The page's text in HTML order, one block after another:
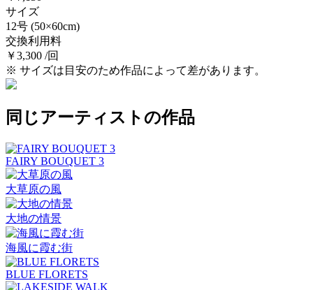
サイズ
12号 (50×60cm)
交換利用料
￥3,300 /回
※ サイズは目安のため作品によって差があります。
同じアーティストの作品
FAIRY BOUQUET 3
大草原の風
大地の情景
海風に霞む街
BLUE FLORETS